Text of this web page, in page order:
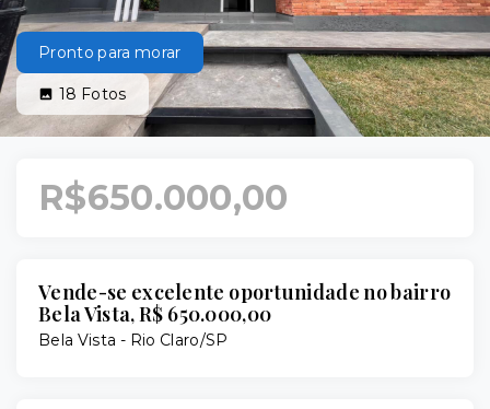
Pronto para morar
18 Fotos
R$650.000,00
Vende-se excelente oportunidade no bairro
Bela Vista, R$ 650.000,00
Bela Vista - Rio Claro/SP